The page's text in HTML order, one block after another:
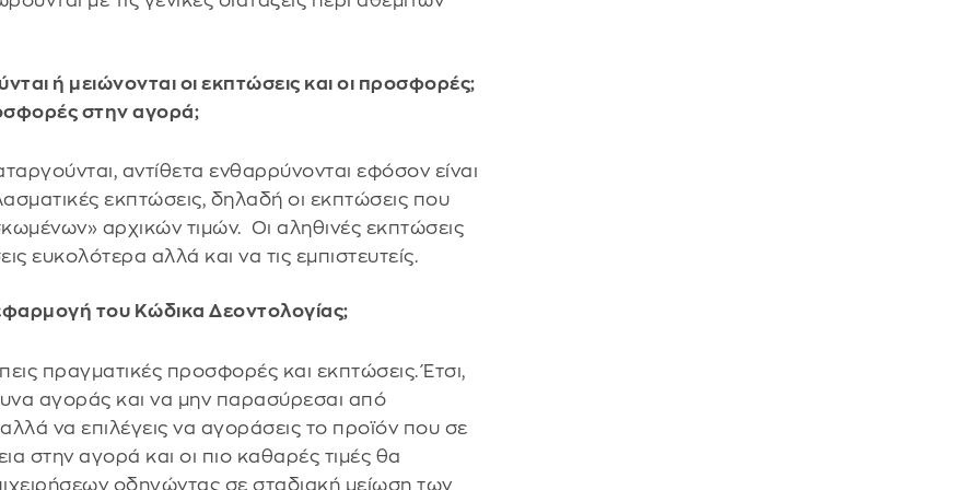
ή μειώνονται οι εκπτώσεις και οι προσφορές;
στην αγορά;
αντίθετα ενθαρρύνονται εφόσον είναι
εκπτώσεις, δηλαδή οι εκπτώσεις που
αρχικών τιμών. Οι αληθινές εκπτώσεις
ευκολότερα αλλά και να τις εμπιστευτείς.
του Κώδικα Δεοντολογίας;
πραγματικές προσφορές και εκπτώσεις. Έτσι,
αγοράς και να μην παρασύρεσαι από
να επιλέγεις να αγοράσεις το προϊόν που σε
στην αγορά και οι πιο καθαρές τιμές θα
οδηγώντας σε σταδιακή μείωση των